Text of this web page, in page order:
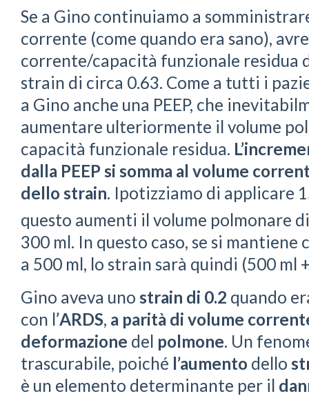
Se a Gino continuiamo a
corrente (come quando era sano),
corrente/capacità funzionale residua
strain di circa 0.63. Come a tutti i
a Gino anche una PEEP, che
aumentare ulteriormente il volume
capacità funzionale residua.
dalla PEEP si somma al volume
dello strain. Ipotizziamo di applicare
questo aumenti il volume polmonare
300 ml. In questo caso, se si
a 500 ml, lo strain sarà quindi (500 ml
Gino aveva uno strain di 0.2 quando
con l’ARDS, a parità di volume
deformazione del polmone. Un
trascurabile, poiché l’aumento dello
è un elemento determinante per il